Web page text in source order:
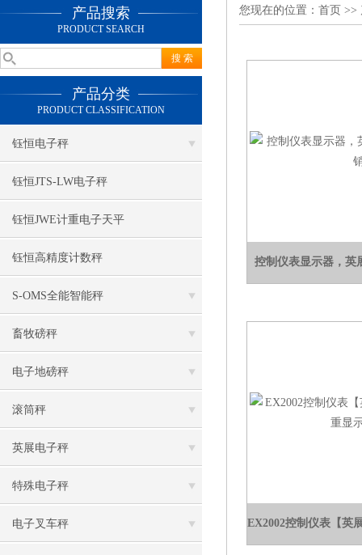
产品搜索
PRODUCT SEARCH
产品分类
PRODUCT CLASSIFICATION
钰恒电子秤
钰恒JTS-LW电子秤
钰恒JWE计重电子天平
钰恒高精度计数秤
S-OMS全能智能秤
畜牧磅秤
电子地磅秤
滚筒秤
英展电子秤
特殊电子秤
电子叉车秤
您现在的位置： 首页 >>
控制仪表显示器，英